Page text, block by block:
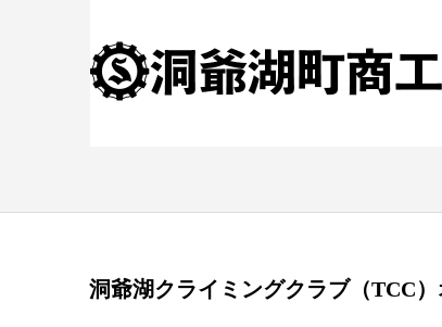
洞爺湖クライミングクラブ（TCC